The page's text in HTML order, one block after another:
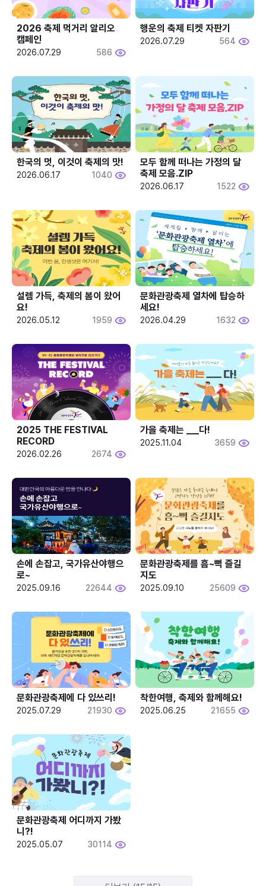
2026 축제 먹거리 알리오
캠페인
2026.07.29 586
행운의 축제 티켓 자판기
2026.07.29 564
한국의 멋, 이것이 축제의 맛!
2026.06.17 1040
모두 함께 떠나는 가정의 달
축제 모음.ZIP
2026.06.17 1522
설렘 가득, 축제의 봄이 왔어
요!
2026.05.12 1959
문화관광축제 열차에 탑승하
세요!
2026.04.29 1632
2025 THE FESTIVAL
RECORD
2026.02.26 2674
2025.11.04 3659
손에 손잡고, 국가유산야행으
로~
2025.09.16 22644
문화관광축제를 흠~뻑 즐길
지도
2025.09.10 25609
문화관광축제에 다 있쓰리!
2025.07.29 21930
착한여행, 축제와 함께해요!
2025.06.25 21655
문화관광축제 어디까지 가봤
니?!
2025.05.07 30114